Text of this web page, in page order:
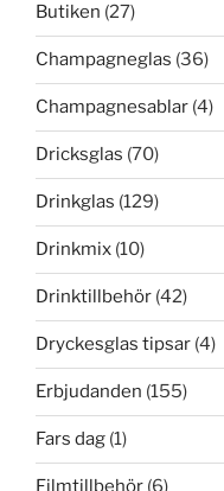
Butiken (27)
Champagneglas (36)
Champagnesablar (4)
Dricksglas (70)
Drinkglas (129)
Drinkmix (10)
Drinktillbehör (42)
Dryckesglas tipsar (4)
Erbjudanden (155)
Fars dag (1)
Filmtillbehör (6)